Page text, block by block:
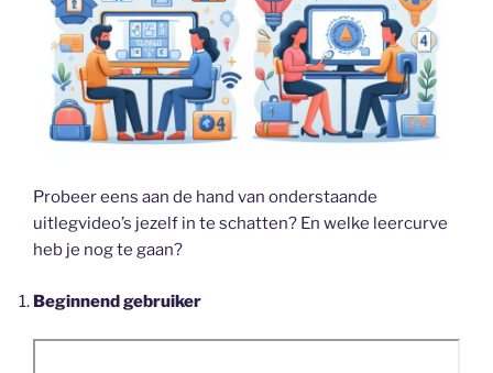
Probeer eens aan de hand van onderstaande
uitlegvideo’s jezelf in te schatten? En welke leercurve
heb je nog te gaan?
Beginnend gebruiker